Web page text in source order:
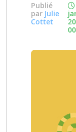
Publié
par Julie
Cottet